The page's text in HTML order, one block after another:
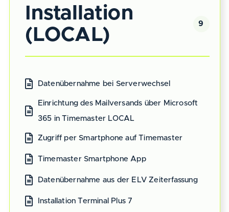
Installation
(LOCAL)
9
Datenübernahme bei Serverwechsel
Einrichtung des Mailversands über Microsoft
365 in Timemaster LOCAL
Zugriff per Smartphone auf Timemaster
Timemaster Smartphone App
Datenübernahme aus der ELV Zeiterfassung
Installation Terminal Plus 7